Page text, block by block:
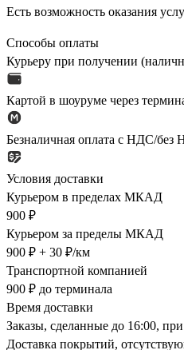
Есть возможность оказания
Способы оплаты
Курьеру при получении
Картой в шоуруме через
Безналичная оплата с НДС/без
Условия доставки
Курьером в пределах МКАД
900 ₽
Курьером за пределы МКАД
900 ₽ + 30 ₽/км
Транспортной компанией
900 ₽ до терминала
Время доставки
Заказы, сделанные до 16:00,
Доставка покрытий,